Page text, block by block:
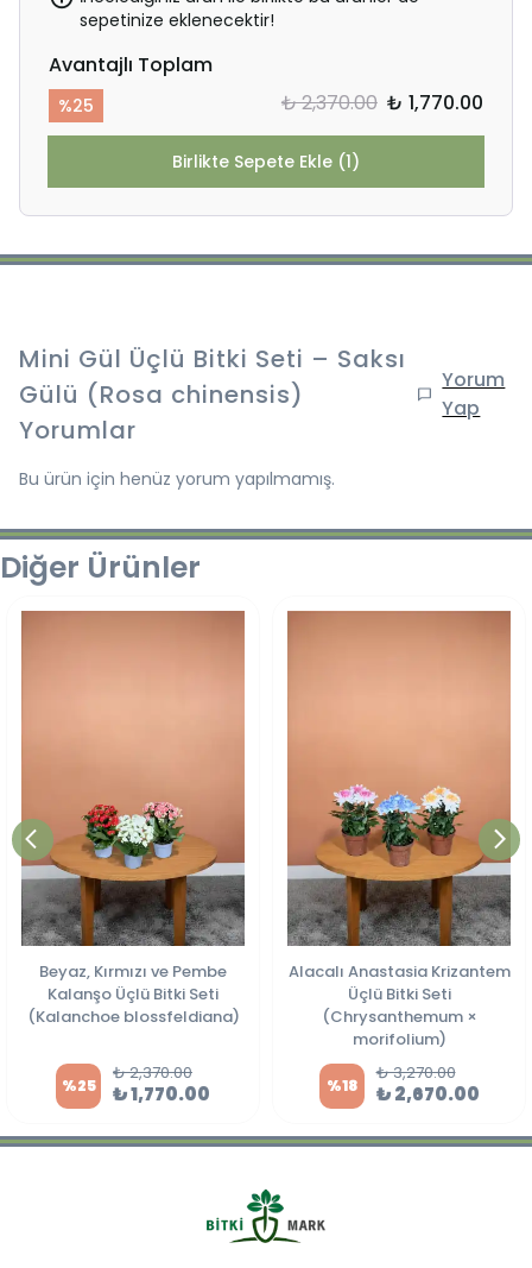
sepetinize eklenecektir!
Avantajlı Toplam
%25 ₺ 2,370.00 ₺ 1,770.00
Birlikte Sepete Ekle (1)
Mini Gül Üçlü Bitki Seti – Saksı
Gülü (Rosa chinensis)
Yorumlar
Yorum
Yap
Bu ürün için henüz yorum yapılmamış.
Diğer Ürünler
Beyaz, Kırmızı ve Pembe
Kalanşo Üçlü Bitki Seti
(Kalanchoe blossfeldiana)
%25
₺ 2,370.00
₺ 1,770.00
Alacalı Anastasia Krizantem
Üçlü Bitki Seti
(Chrysanthemum ×
morifolium)
%18
₺ 3,270.00
₺ 2,670.00